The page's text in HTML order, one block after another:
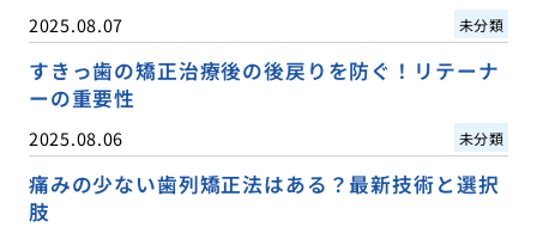
2025.08.07 未分類
すきっ歯の矯正治療後の後戻りを防ぐ！リテーナ
ーの重要性
2025.08.06 未分類
痛みの少ない歯列矯正法はある？最新技術と選択
肢